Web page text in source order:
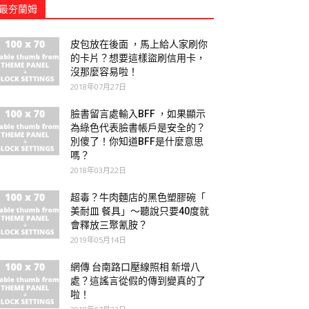
夯蘭姆
皮包放在後面 ，馬上給人家刷你
的卡片？想要這樣盜刷信用卡，
沒那麼容易啦！
2018年07月27日
臉書留言處輸入BFF ，如果顯示
為綠色代表臉書帳戶是安全的？
別傻了！你知道BFF是什麼意思
嗎？
2018年03月22日
超毒？牛肉麵店的黑色塑膠碗「
美耐皿 餐具」～聽說只要40度就
會釋放三聚氰胺？
2019年05月14日
網傳 台南路口壓線照相 新增八
處？這謠言從假的傳到變真的了
啦！